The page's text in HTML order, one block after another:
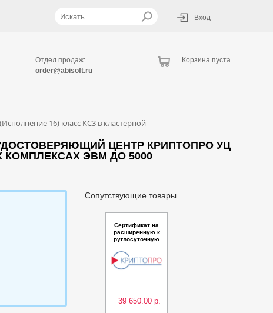
Вход
Отдел продаж:
order@abisoft.ru
Корзина пуста
16) класс КС3 в кластерной
ЦЕНТР КРИПТОПРО УЦ
КОМПЛЕКСАХ ЭВМ ДО 5000
Сопутствующие товары
Сертификат на
расширенную к
руглосуточную
ддержку одной к
омпоненты АРМ
разбора конфли
39 650.00 р.